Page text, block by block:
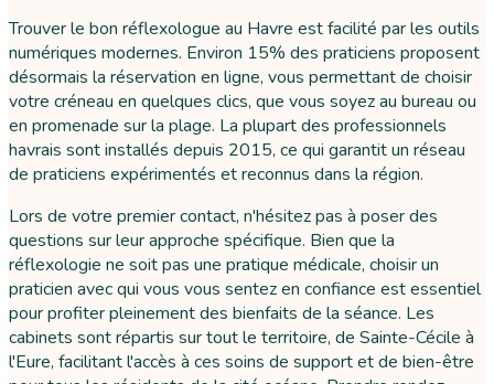
Trouver le bon réflexologue au Havre est facilité par les outils
numériques modernes. Environ 15% des praticiens proposent
désormais la réservation en ligne, vous permettant de choisir
votre créneau en quelques clics, que vous soyez au bureau ou
en promenade sur la plage. La plupart des professionnels
havrais sont installés depuis 2015, ce qui garantit un réseau
de praticiens expérimentés et reconnus dans la région.
Lors de votre premier contact, n'hésitez pas à poser des
questions sur leur approche spécifique. Bien que la
réflexologie ne soit pas une pratique médicale, choisir un
praticien avec qui vous vous sentez en confiance est essentiel
pour profiter pleinement des bienfaits de la séance. Les
cabinets sont répartis sur tout le territoire, de Sainte-Cécile à
l'Eure, facilitant l'accès à ces soins de support et de bien-être